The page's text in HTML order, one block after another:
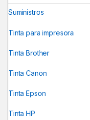
Suministros
Tinta para impresora
Tinta Brother
Tinta Canon
Tinta Epson
Tinta HP